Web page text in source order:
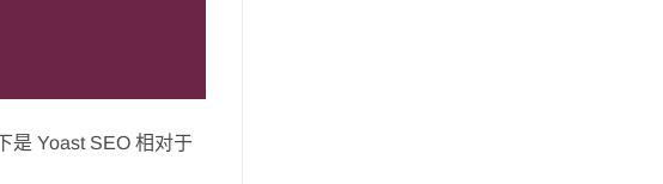
是 Yoast SEO 相对于